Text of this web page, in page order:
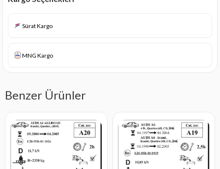
Sürat Kargo
MNG Kargo
Benzer Ürünler